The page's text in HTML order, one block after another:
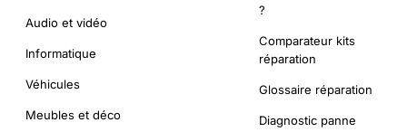
Audio et vidéo
Informatique
Véhicules
Meubles et déco
?
Comparateur kits
réparation
Glossaire réparation
Diagnostic panne